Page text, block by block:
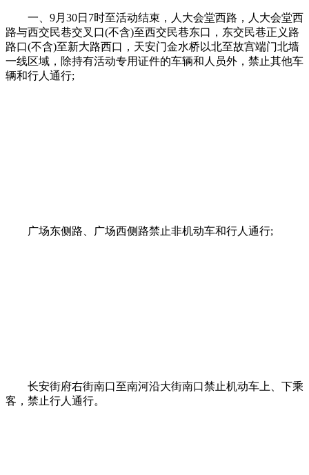
一、9月30日7时至活动结束，人大会堂西路，人大会堂西
路与西交民巷交叉口(不含)至西交民巷东口，东交民巷正义路
路口(不含)至新大路西口，天安门金水桥以北至故宫端门北墙
一线区域，除持有活动专用证件的车辆和人员外，禁止其他车
辆和行人通行;
广场东侧路、广场西侧路禁止非机动车和行人通行;
长安街府右街南口至南河沿大街南口禁止机动车上、下乘
客，禁止行人通行。